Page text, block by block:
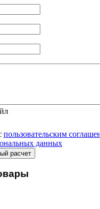
пользовательским
данных